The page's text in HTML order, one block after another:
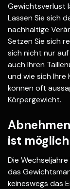
Gewichtsverlust
Lassen Sie sich
nachhaltige
Setzen Sie sich
sich nicht nur auf
auch Ihren
und wie sich Ihre
können oft
Körpergewicht.
ist möglich
Die
das
keineswegs das